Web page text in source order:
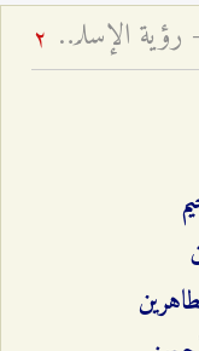
الوطن حدوده والغاية من حمايته - رؤية الإسلام حول القوميّة والوطنيّة 2